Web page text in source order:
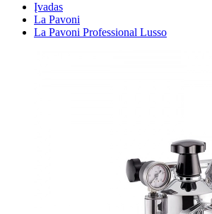
Įvadas
La Pavoni
La Pavoni Professional Lusso